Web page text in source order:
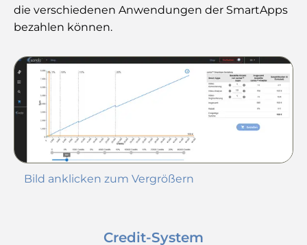
die verschiedenen Anwendungen der SmartApps
bezahlen können.
Bild anklicken zum Vergrößern
Credit-System